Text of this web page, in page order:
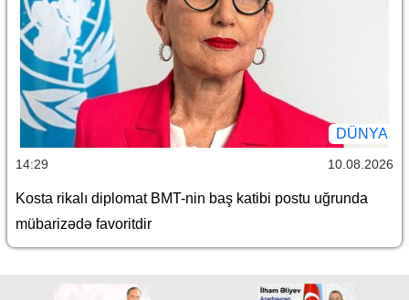
DÜNYA
14:29 10.08.2026
Kosta rikalı diplomat BMT-nin baş katibi postu uğrunda
mübarizədə favoritdir